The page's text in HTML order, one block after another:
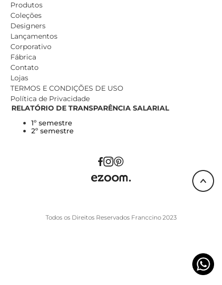
Produtos
Coleções
Designers
Lançamentos
Corporativo
Fábrica
Contato
Lojas
TERMOS E CONDIÇÕES DE USO
Política de Privacidade
RELATÓRIO DE TRANSPARÊNCIA SALARIAL
1º semestre
2º semestre
Todos os Direitos Reservados Franccino 2023